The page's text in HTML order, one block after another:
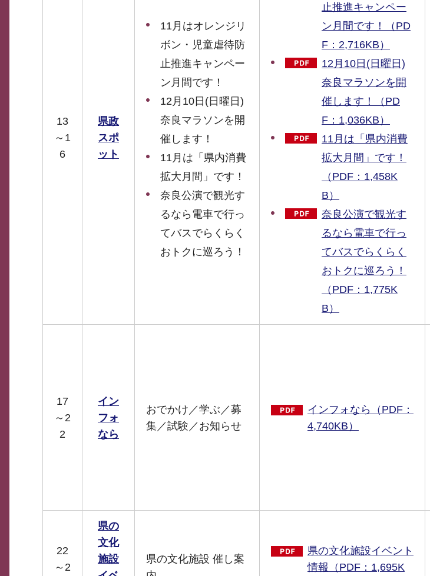
13
～1
6
県政
スポ
ット
11月はオレンジリ
ボン・児童虐待防
止推進キャンペー
ン月間です！
12月10日(日曜日)
奈良マラソンを開
催します！
11月は「県内消費
拡大月間」です！
奈良公演で観光す
るなら電車で行っ
てバスでらくらく
おトクに巡ろう！
止推進キャンペー
ン月間です！（PD
F：2,716KB）
12月10日(日曜日)
奈良マラソンを開
催します！（PD
F：1,036KB）
11月は「県内消費
拡大月間」です！
（PDF：1,458K
B）
奈良公演で観光す
るなら電車で行っ
てバスでらくらく
おトクに巡ろう！
（PDF：1,775K
B）
17
～2
2
イン
フォ
なら
おでかけ／学ぶ／募
集／試験／お知らせ
インフォなら（PDF：
4,740KB）
22
～2
県の
文化
施設
県の文化施設 催し案
県の文化施設イベント
情報（PDF：1,695K